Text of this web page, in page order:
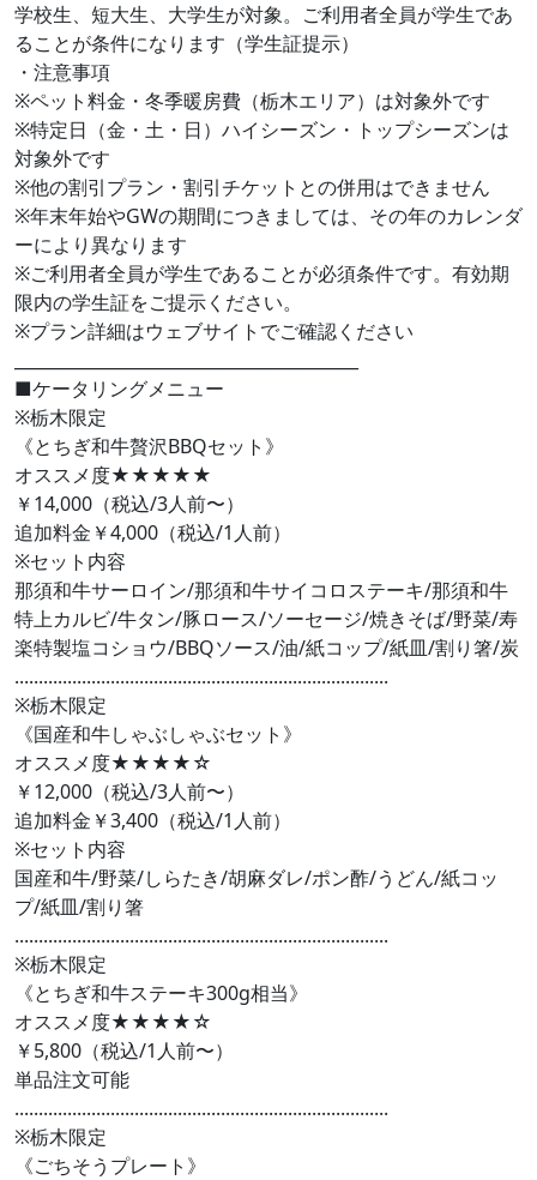
学校生、短大生、大学生が対象。ご利用者全員が学生であ
ることが条件になります（学生証提示）
・注意事項
※ペット料金​・冬季暖房費（栃木エリア）は対象外です
※特定日（金・土・日）ハイシーズン・トップシーズンは
対象外です
※他の割引プラン・割引チケットとの併用はできません
※年末年始やGWの期間につきましては、その年のカレンダ
ーにより異なります
※ご利用者全員が学生であることが必須条件です。有効期
限内の学生証をご提示ください。​​
※プラン詳細はウェブサイトでご確認ください
■ケータリングメニュー
※​栃木限定
《とちぎ和牛贅沢BBQセット》
オススメ度★★★★★
￥14,000（税込/3人前〜）
追加料金￥4,000（税込/1人前）
※セット内容
​那須和牛サーロイン/那須和牛サイコロステーキ/那須和牛
特上カルビ/牛タン/豚ロース/ソーセージ/焼きそば/野菜/寿
楽特製塩コショウ/BBQソース/油/紙コップ/紙皿/割り箸/炭
..............................................................................
※​栃木限定
《国産和牛しゃぶしゃぶセット》
オススメ度★★★★☆
￥12,000（税込/3人前〜）
追加料金￥3,400（税込/1人前）
​※セット内容
国産和牛/野菜/しらたき/胡麻ダレ/ポン酢/うどん/紙コッ
プ/紙皿/割り箸
..............................................................................
※​栃木限定
《とちぎ和牛ステーキ300g相当》
オススメ度★★★★☆
￥5,800（税込/1人前〜）
単品注文可能
..............................................................................
※​栃木限定
《ごちそうプレート》